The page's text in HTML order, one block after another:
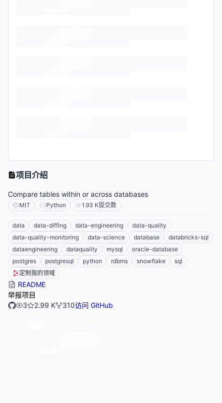
项目介绍
Compare tables within or across databases
MIT Python 1.93 K提交数
data data-diffing data-engineering
data-quality
data-quality-monitoring
data-science database
databricks-sql
dataengineering
dataquality mysql
oracle-database
postgres
postgresql python rdbms snowflake
sql
定制我的领域
README
举报项目
3
2.99 K 310访问 GitHub